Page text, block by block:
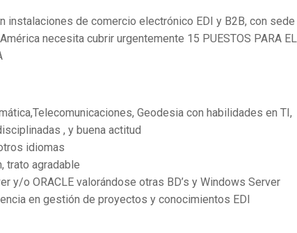
instalaciones de comercio electrónico EDI y B2B, con sede
necesita cubrir urgentemente 15 PUESTOS PARA EL
Geodesia con habilidades en TI,
, y buena actitud
idiomas
trato agradable
y/o ORACLE valorándose otras BD’s y Windows Server
en gestión de proyectos y conocimientos EDI